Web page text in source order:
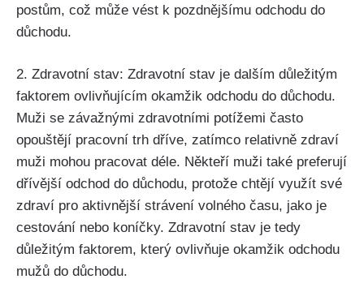
postům, což může vést k pozdnějšímu odchodu do
důchodu.
2. Zdravotní stav: Zdravotní stav je dalším důležitým
faktorem ovlivňujícím okamžik odchodu do důchodu.
Muži se závažnými zdravotními potížemi často
opouštějí pracovní trh dříve, zatímco relativně zdraví
muži mohou pracovat déle. Někteří muži také preferují
dřívější odchod do důchodu, protože chtějí využít své
zdraví pro aktivnější strávení volného času, jako je
cestování nebo koníčky. Zdravotní stav je tedy
důležitým faktorem, který ovlivňuje okamžik odchodu
mužů do důchodu.